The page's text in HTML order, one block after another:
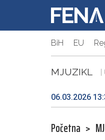
BiH EU
MJUZIKL |
06.03.2026
Početna >